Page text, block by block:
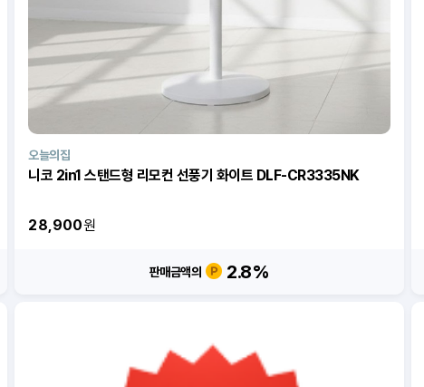
오늘의집
니코 2in1 스탠드형 리모컨 선풍기 화이트 DLF-CR3335NK
28,900원
판매금액의 2.8%